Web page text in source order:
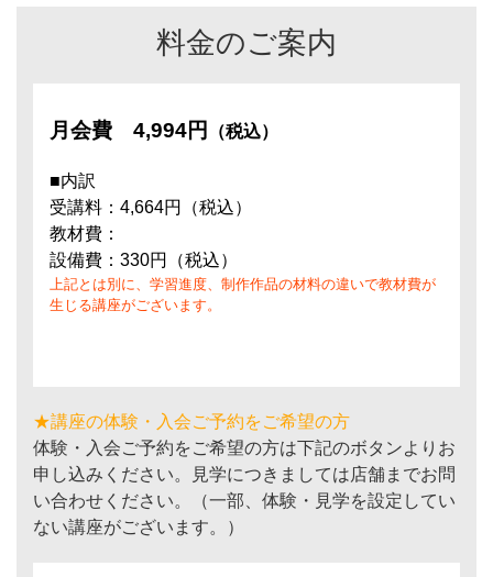
料金のご案内
月会費 4,994円 （税込）
■内訳
受講料：4,664円（税込）
教材費：
設備費：330円（税込）
上記とは別に、学習進度、制作作品の材料の違いで教材費が
生じる講座がございます。
★講座の体験・入会ご予約をご希望の方
体験・入会ご予約をご希望の方は下記のボタンよりお
申し込みください。見学につきましては店舗までお問
い合わせください。（一部、体験・見学を設定してい
ない講座がございます。）